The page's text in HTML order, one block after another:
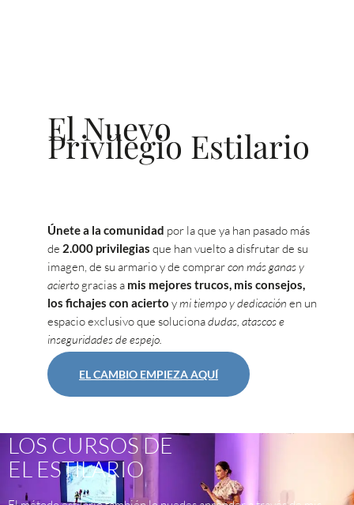
El Nuevo
Privilegio Estilario
Únete a la comunidad por la que ya han pasado más
de 2.000 privilegias que han vuelto a disfrutar de su
imagen, de su armario y de comprarcon más ganas y
acierto gracias a mis mejores trucos, mis consejos,
los fichajes con acierto ymi tiempo y dedicación en un
espacio exclusivo que solucionadudas, atascos e
inseguridades de espejo.
EL CAMBIO EMPIEZA AQUÍ
LOS CURSOS DE
EL ESTILARIO​